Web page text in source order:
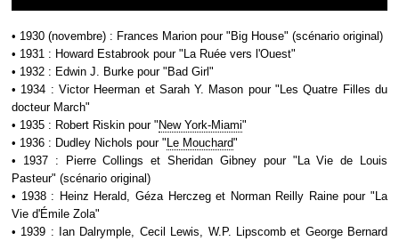
• 1930 (novembre) : Frances Marion pour "Big House" (scénario original)
• 1931 : Howard Estabrook pour "La Ruée vers l'Ouest"
• 1932 : Edwin J. Burke pour "Bad Girl"
• 1934 : Victor Heerman et Sarah Y. Mason pour "Les Quatre Filles du
docteur March"
• 1935 : Robert Riskin pour " New York-Miami"
• 1936 : Dudley Nichols pour " Le Mouchard"
• 1937 : Pierre Collings et Sheridan Gibney pour "La Vie de Louis
Pasteur" (scénario original)
• 1938 : Heinz Herald, Géza Herczeg et Norman Reilly Raine pour "La
Vie d'Émile Zola"
• 1939 : Ian Dalrymple, Cecil Lewis, W.P. Lipscomb et George Bernard